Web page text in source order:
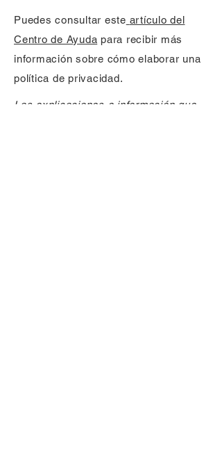
Puedes consultar este artículo del
Centro de Ayuda para recibir más
información sobre cómo elaborar una
política de privacidad.
Las explicaciones e información que